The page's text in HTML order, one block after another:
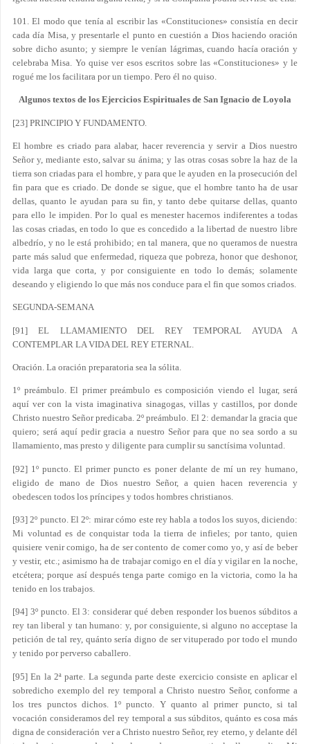
101. El modo que tenía al escribir las «Constituciones» consistía en decir
cada día Misa, y presentarle el punto en cuestión a Dios haciendo oración
sobre dicho asunto; y siempre le venían lágrimas, cuando hacía oración y
celebraba Misa. Yo quise ver esos escritos sobre las «Constituciones» y le
rogué me los facilitara por un tiempo. Pero él no quiso.
Algunos textos de los Ejercicios Espirituales de San Ignacio de Loyola
[23] PRINCIPIO Y FUNDAMENTO.
El hombre es criado para alabar, hacer reverencia y servir a Dios nuestro
Señor y, mediante esto, salvar su ánima; y las otras cosas sobre la haz de la
tierra son criadas para el hombre, y para que le ayuden en la prosecución del
fin para que es criado. De donde se sigue, que el hombre tanto ha de usar
dellas, quanto le ayudan para su fin, y tanto debe quitarse dellas, quanto
para ello le impiden. Por lo qual es menester hacernos indiferentes a todas
las cosas criadas, en todo lo que es concedido a la libertad de nuestro libre
albedrío, y no le está prohibido; en tal manera, que no queramos de nuestra
parte más salud que enfermedad, riqueza que pobreza, honor que deshonor,
vida larga que corta, y por consiguiente en todo lo demás; solamente
deseando y eligiendo lo que más nos conduce para el fin que somos criados.
SEGUNDA-SEMANA
[91] EL LLAMAMIENTO DEL REY TEMPORAL AYUDA A
CONTEMPLAR LA VIDA DEL REY ETERNAL.
Oración. La oración preparatoria sea la sólita.
1º preámbulo. El primer preámbulo es composición viendo el lugar, será
aquí ver con la vista imaginativa sinagogas, villas y castillos, por donde
Christo nuestro Señor predicaba. 2º preámbulo. El 2: demandar la gracia que
quiero; será aquí pedir gracia a nuestro Señor para que no sea sordo a su
llamamiento, mas presto y diligente para cumplir su sanctísima voluntad.
[92] 1º puncto. El primer puncto es poner delante de mí un rey humano,
eligido de mano de Dios nuestro Señor, a quien hacen reverencia y
obedescen todos los príncipes y todos hombres christianos.
[93] 2º puncto. El 2º: mirar cómo este rey habla a todos los suyos, diciendo:
Mi voluntad es de conquistar toda la tierra de infieles; por tanto, quien
quisiere venir comigo, ha de ser contento de comer como yo, y así de beber
y vestir, etc.; asimismo ha de trabajar comigo en el día y vigilar en la noche,
etcétera; porque así después tenga parte comigo en la victoria, como la ha
tenido en los trabajos.
[94] 3º puncto. El 3: considerar qué deben responder los buenos súbditos a
rey tan liberal y tan humano: y, por consiguiente, si alguno no acceptase la
petición de tal rey, quánto sería digno de ser vituperado por todo el mundo
y tenido por perverso caballero.
[95] En la 2ª parte. La segunda parte deste exercicio consiste en aplicar el
sobredicho exemplo del rey temporal a Christo nuestro Señor, conforme a
los tres punctos dichos. 1º puncto. Y quanto al primer puncto, si tal
vocación consideramos del rey temporal a sus súbditos, quánto es cosa más
digna de consideración ver a Christo nuestro Señor, rey eterno, y delante dél